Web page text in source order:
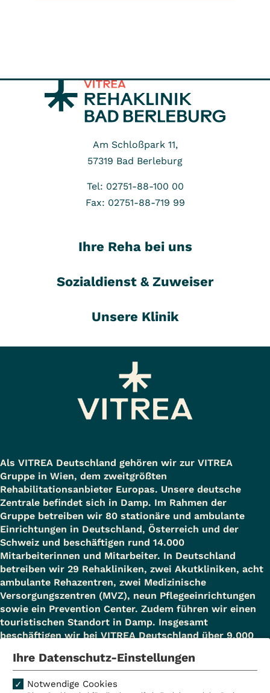
Am Schloßpark 11,
57319 Bad Berleburg
Tel: 02751-88-100 00
Fax: 02751-88-719 99
Ihre Reha bei uns
Sozialdienst & Zuweiser
Unsere Klinik
Als VITREA Deutschland gehören wir zur VITREA
Gruppe in Wien, dem zweitgrößten
Rehabilitationsanbieter Europas. Unsere deutsche
Zentrale befindet sich in Damp. Im Rahmen der
Gruppe betreiben wir 80 stationäre und ambulante
Einrichtungen in Deutschland, Österreich und der
Schweiz und beschäftigen rund 14.000
Mitarbeiterinnen und Mitarbeiter. In Deutschland
betreiben wir 29 Rehakliniken, zwei Akutkliniken, acht
ambulante Rehazentren, zwei Medizinische
Versorgungszentren (MVZ), neun Pflegeeinrichtungen
sowie ein Prevention Center. Zudem führen wir einen
touristischen Standort in Damp. Insgesamt
beschäftigen wir bei VITREA Deutschland über 9.000
Ihre Datenschutz-Einstellungen
Notwendige Cookies